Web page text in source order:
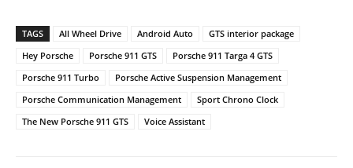
TAGS All Wheel Drive Android Auto
GTS interior package
Hey Porsche
Porsche 911 GTS
Porsche 911 Targa 4 GTS
Porsche 911 Turbo
Porsche Active Suspension Management
Porsche Communication Management
Sport Chrono Clock
The New Porsche 911 GTS
Voice Assistant